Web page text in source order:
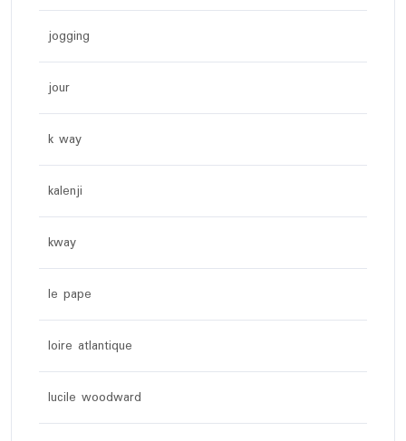
jogging
jour
k way
kalenji
kway
le pape
loire atlantique
lucile woodward